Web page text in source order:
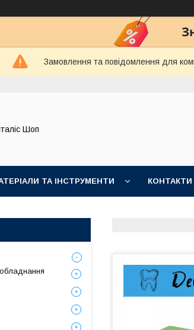
Замовлення та повідомлення для
Шоп
ТА ІНСТРУМЕНТИ КОНТАКТИ